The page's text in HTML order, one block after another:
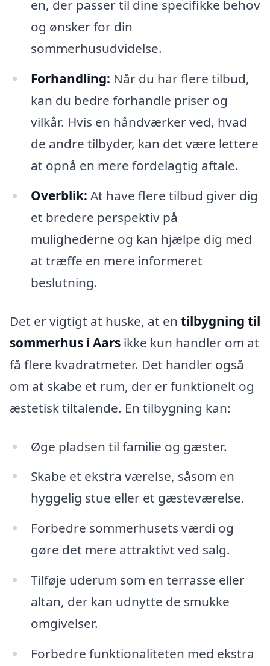
en, der passer til dine specifikke behov
og ønsker for din
sommerhusudvidelse.
Forhandling: Når du har flere tilbud,
kan du bedre forhandle priser og
vilkår. Hvis en håndværker ved, hvad
de andre tilbyder, kan det være lettere
at opnå en mere fordelagtig aftale.
Overblik: At have flere tilbud giver dig
et bredere perspektiv på
mulighederne og kan hjælpe dig med
at træffe en mere informeret
beslutning.
Det er vigtigt at huske, at en tilbygning til
sommerhus i Aars ikke kun handler om at
få flere kvadratmeter. Det handler også
om at skabe et rum, der er funktionelt og
æstetisk tiltalende. En tilbygning kan:
Øge pladsen til familie og gæster.
Skabe et ekstra værelse, såsom en
hyggelig stue eller et gæsteværelse.
Forbedre sommerhusets værdi og
gøre det mere attraktivt ved salg.
Tilføje uderum som en terrasse eller
altan, der kan udnytte de smukke
omgivelser.
Forbedre funktionaliteten med ekstra